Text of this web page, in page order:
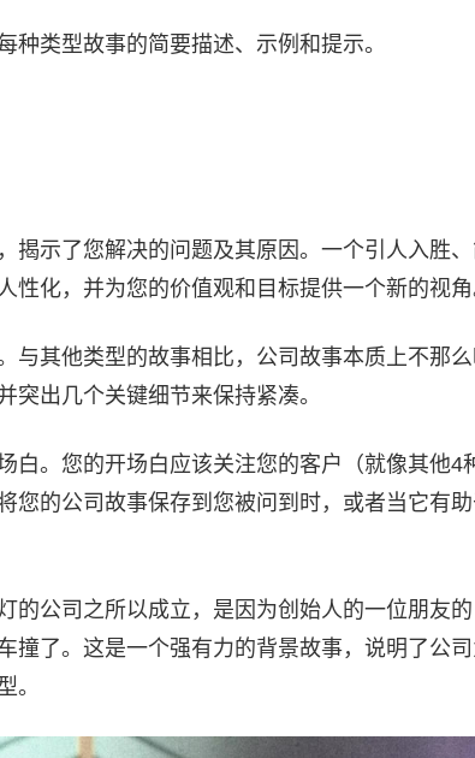
种类型故事的简要描述、示例和提示。
揭示了您解决的问题及其原因。一个引人入胜
性化，并为您的价值观和目标提供一个新的视角
与其他类型的故事相比，公司故事本质上不那么
突出几个关键细节来保持紧凑。
白。您的开场白应该关注您的客户（就像其他4
您的公司故事保存到您被问到时，或者当它有
的公司之所以成立，是因为创始人的一位朋友
撞了。这是一个强有力的背景故事，说明了公
。